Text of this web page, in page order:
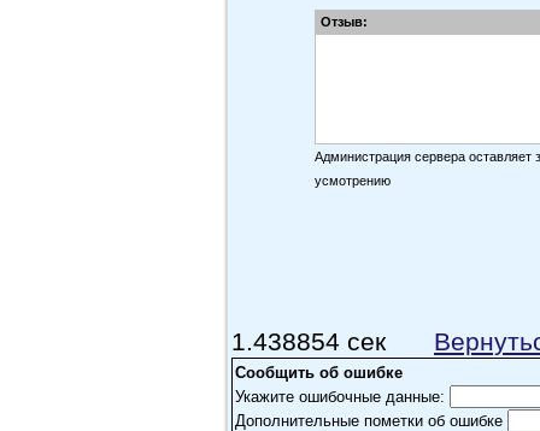
газетах и на
Кто нибудь вкурсе
статус репортёр это
общества, причём не
сожалению таких СМИ
Отзыв:
Администрация сервера оставляет
усмотрению
1.438854 сек
Сообщить об ошибке
Укажите ошибочные данные:
Дополнительные пометки об ошибке